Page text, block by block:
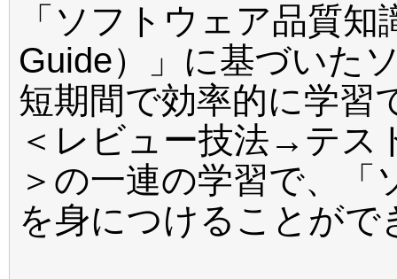
「ソフトウェア品質
Guide）」に基づいた
短期間で効率的に学習
＜レビュー技法→テ
＞の一連の学習で、
を身につけることがで